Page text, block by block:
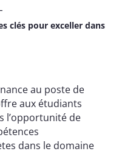
clés pour exceller dans
au poste de
aux étudiants
l’opportunité de
dans le domaine